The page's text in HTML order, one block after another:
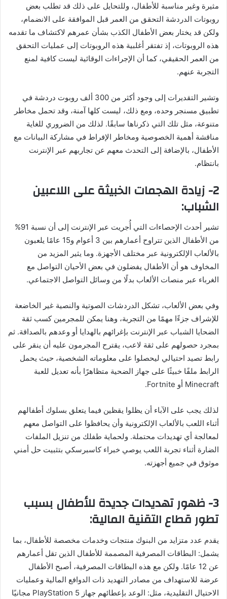
مثيرة وغير مناسبة للأطفال، وللتحايل على ذلك قد تطلب بعض
روبوتات الدردشة التحقق من العمر قبل الموافقة على الانضمام،
ولكن قد يختار بعض الأطفال الكذب بشأن عمرهم لاكتشاف ما تقدمه
هذه الروبوتات، إذ تفتقر أغلبية هذه الروبوتات إلى عمليات التحقق
من العمر الحقيقي، كما أن الإجراءات الوقائية ليست كافية لمنع
التجربة عنهم.
وتشير التقديرات إلى وجود أكثر من 300 ألف روبوت دردشة في
تطبيق مسنجر وحده، ومع ذلك، ليست كلها آمنة، وقد تحمل مخاطر
متنوعة، مثل تلك التي ذكرناها سابقًا. لذلك من الضروري للغاية
مناقشة أهمية الخصوصية ومخاطر الإفراط في مشاركة البيانات مع
الأطفال، بالإضافة إلى التحدث معهم عن تجاربهم عبر الإنترنت
بانتظام.
2- زيادة الهجمات الخبيثة على اللاعبين
الشباب:
تشير أحدث الإحصاءات التي أُجريت عبر الإنترنت إلى أن نسبة 91%
من الأطفال الذين تتراوح أعمارهم بين 3 أعوام و15 عامًا يلعبون
بالألعاب الإلكترونية عبر مختلف الأجهزة. وما يثير المزيد من
المخاوف هو أن الأطفال يفضلون في بعض الأحيان التواصل مع
الغرباء عبر منصات الألعاب بدلًا من وسائل التواصل الاجتماعي.
وفي بعض الألعاب، تشكل الدردشات الصوتية والنصية غير الخاضعة
للإشراف جزءًا مهمًا من التجربة، وهنا يمكن للمجرمين كسب ثقة
الضحايا الشباب عبر الإنترنت بإغرائهم بالهدايا أو وعدهم بالصداقة. ثم
بمجرد حصولهم على ثقة لاعب، يقترح المجرمون عليه أن ينقر على
رابط تصيد احتيالي ليحصلوا على معلوماته الشخصية، حيث يحمل
الرابط ملفًا خبيثًا على جهاز الضحية متظاهرًا بأنه تعديل للعبة
Minecraft أو Fortnite.
لذلك يجب على الآباء أن يظلوا يقظين فيما يتعلق بسلوك أطفالهم
أثناء اللعب بالألعاب الإلكترونية وأن يحافظوا على التواصل معهم
لمعالجة أي تهديدات محتملة. ولحماية طفلك من تنزيل الملفات
الضارة أثناء تجربة اللعب يوصي خبراء كاسبرسكي بتثبيت حل أمني
موثوق في جميع أجهزته.
3- ظهور تهديدات جديدة للأطفال بسبب
تطور قطاع التقنية المالية:
يقدم عدد متزايد من البنوك منتجات وخدمات مخصصة للأطفال، بما
يشمل: البطاقات المصرفية المصممة للأطفال الذين تقل أعمارهم
عن 12 عامًا. ولكن مع هذه البطاقات المصرفية، أصبح الأطفال
عرضة للاستهداف من مصادر التهديد ذات الدوافع المالية وعمليات
الاحتيال التقليدية، مثل: الوعد بإعطائهم جهاز PlayStation 5 مجانيًا